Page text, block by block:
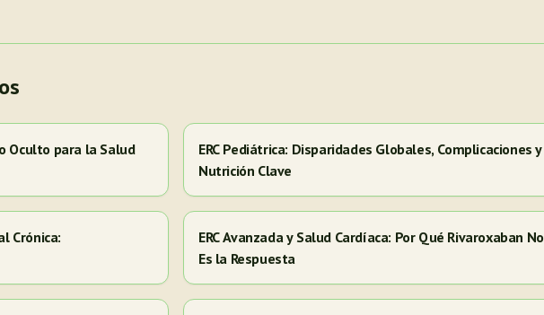
Oculto para la Salud
ERC Pediátrica: Disparidades Globales, Complicaciones y
Nutrición Clave
Crónica:
ERC Avanzada y Salud Cardíaca: Por Qué Rivaroxaban No
Es la Respuesta